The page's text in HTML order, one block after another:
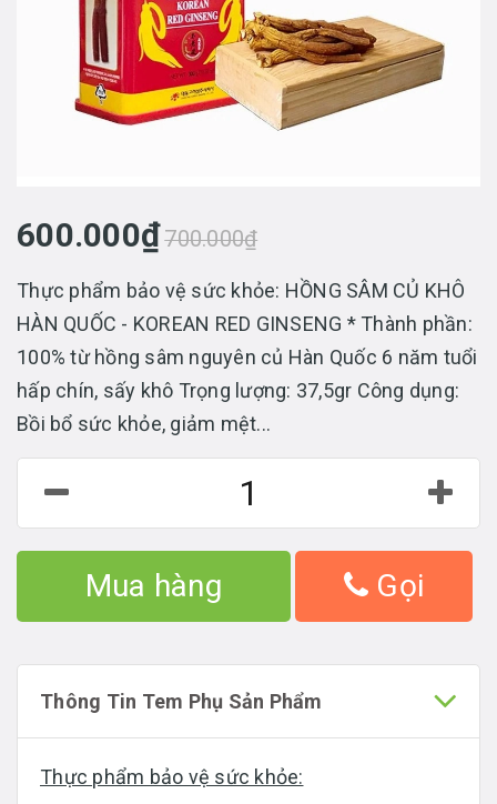
600.000₫700.000₫
Thực phẩm bảo vệ sức khỏe: HỒNG SÂM CỦ KHÔ
HÀN QUỐC - KOREAN RED GINSENG * Thành phần:
100% từ hồng sâm nguyên củ Hàn Quốc 6 năm tuổi
hấp chín, sấy khô Trọng lượng: 37,5gr Công dụng:
Bồi bổ sức khỏe, giảm mệt...
Mua hàng Gọi
Thông Tin Tem Phụ Sản Phẩm
Thực phẩm bảo vệ sức khỏe: